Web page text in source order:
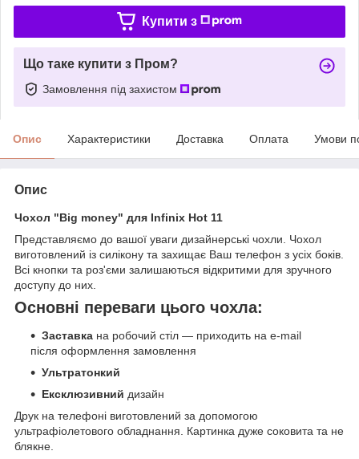
Купити з
Що таке купити з Пром?
Замовлення під захистом
Опис Характеристики Доставка Оплата Умови
Опис
Чохол "Big money" для Infinix Hot 11
Представляємо до вашої уваги дизайнерські чохли. Чохол
виготовлений із силікону та захищає Ваш телефон з усіх боків.
Всі кнопки та роз'єми залишаються відкритими для зручного
доступу до них.
Основні переваги цього чохла:
Заставка на робочий стіл — приходить на e-mail
після оформлення замовлення
Ультратонкий
Ексклюзивний дизайн
Друк на телефоні виготовлений за допомогою
ультрафіолетового обладнання. Картинка дуже соковита та не
блякне.